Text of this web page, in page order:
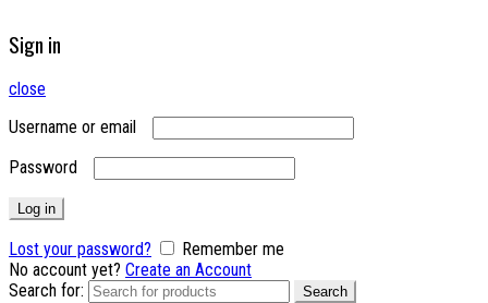
Sign in
close
Username or email
Password
Log in
Lost your password?
Remember me
No account yet? Create an Account
Search for:
Search